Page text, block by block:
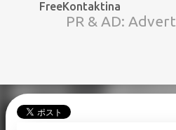
スキップしてメイン
FreeKontaktina
PR & AD: